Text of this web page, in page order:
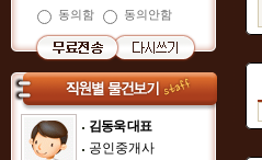
동의함
동의안함
김동욱 대표
공인중개사